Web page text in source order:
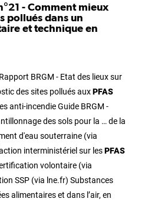
- Comment mieux
pollués dans un
et technique en
BRGM - Etat des lieux sur
des sites pollués auxPFAS
anti-incendie Guide BRGM -
des sols pour la … de la
d'eau souterraine (via
interministériel sur lesPFAS
volontaire (via
SSP (via lne.fr) Substances
alimentaires et dans l’air, en